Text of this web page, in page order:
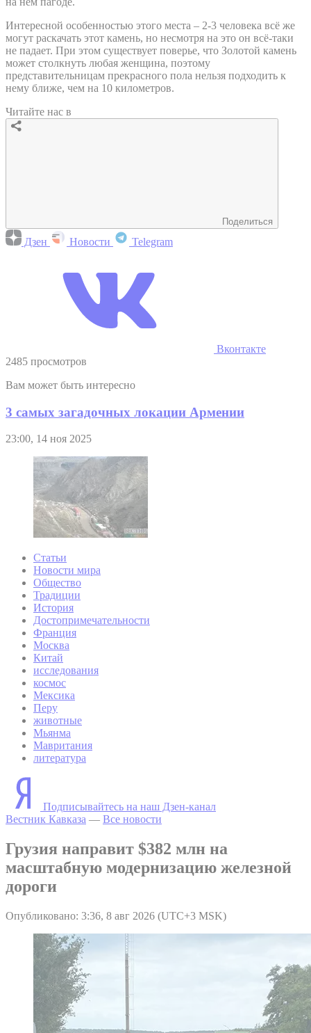
Интересной особенностью этого места – 2-3 человека всё же
могут раскачать этот камень, но несмотря на это он всё-таки
не падает. При этом существует поверье, что Золотой камень
может столкнуть любая женщина, поэтому
представительницам прекрасного пола нельзя подходить к
нему ближе, чем на 10 километров.
Читайте нас в
Поделиться
Дзен Новости Telegram
Вконтакте
2485 просмотров
Вам может быть интересно
3 самых загадочных локации Армении
23:00, 14 ноя 2025
Статьи
Новости мира
Общество
Традиции
История
Достопримечательности
Франция
Москва
Китай
исследования
космос
Мексика
Перу
животные
Мьянма
Мавритания
литература
Подписывайтесь на наш Дзен-канал
Вестник Кавказа — Все новости
Грузия направит $382 млн на
масштабную модернизацию железной
дороги
Опубликовано: 3:36, 8 авг 2026 (UTC+3 MSK)